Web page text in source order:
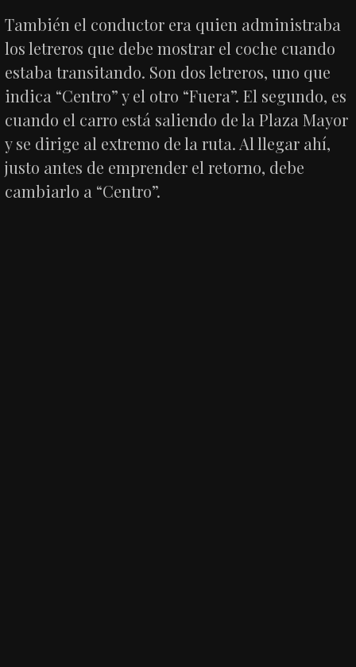
También el conductor era quien administraba
los letreros que debe mostrar el coche cuando
estaba transitando. Son dos letreros, uno que
indica “Centro” y el otro “Fuera”. El segundo, es
cuando el carro está saliendo de la Plaza Mayor
y se dirige al extremo de la ruta. Al llegar ahí,
justo antes de emprender el retorno, debe
cambiarlo a “Centro”.